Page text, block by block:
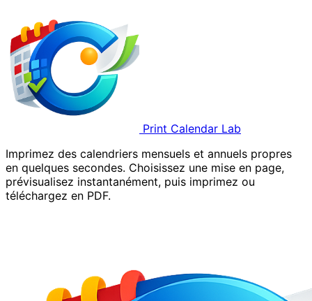
Print Calendar Lab
Imprimez des calendriers mensuels et annuels propres
en quelques secondes. Choisissez une mise en page,
prévisualisez instantanément, puis imprimez ou
téléchargez en PDF.